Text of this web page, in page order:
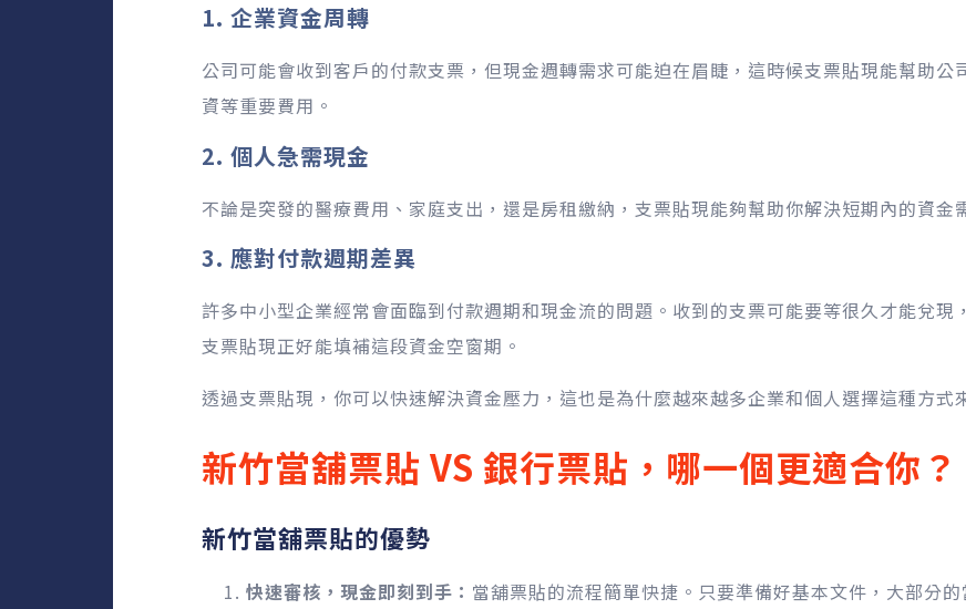
1. 企業資金周轉
公司可能會收到客戶的付款支票，但現金週轉需求可能迫在眉睫，這時候支票貼現能幫助公
資等重要費用。
2. 個人急需現金
不論是突發的醫療費用、家庭支出，還是房租繳納，支票貼現能夠幫助你解決短期內的資金
3. 應對付款週期差異
許多中小型企業經常會面臨到付款週期和現金流的問題。收到的支票可能要等很久才能兌現
支票貼現正好能填補這段資金空窗期。
透過支票貼現，你可以快速解決資金壓力，這也是為什麼越來越多企業和個人選擇這種方式
新竹當舖票貼 VS 銀行票貼，哪一個更適合你？
新竹當舖票貼的優勢
快速審核，現金即刻到手： 當舖票貼的流程簡單快捷。只要準備好基本文件，大部分